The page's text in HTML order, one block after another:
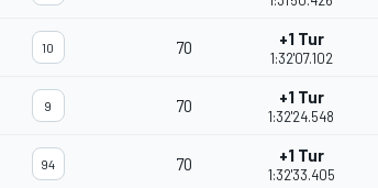
10 70 +1 Tur
1:32'07.102
9 70 +1 Tur
1:32'24.548
94 70 +1 Tur
1:32'33.405